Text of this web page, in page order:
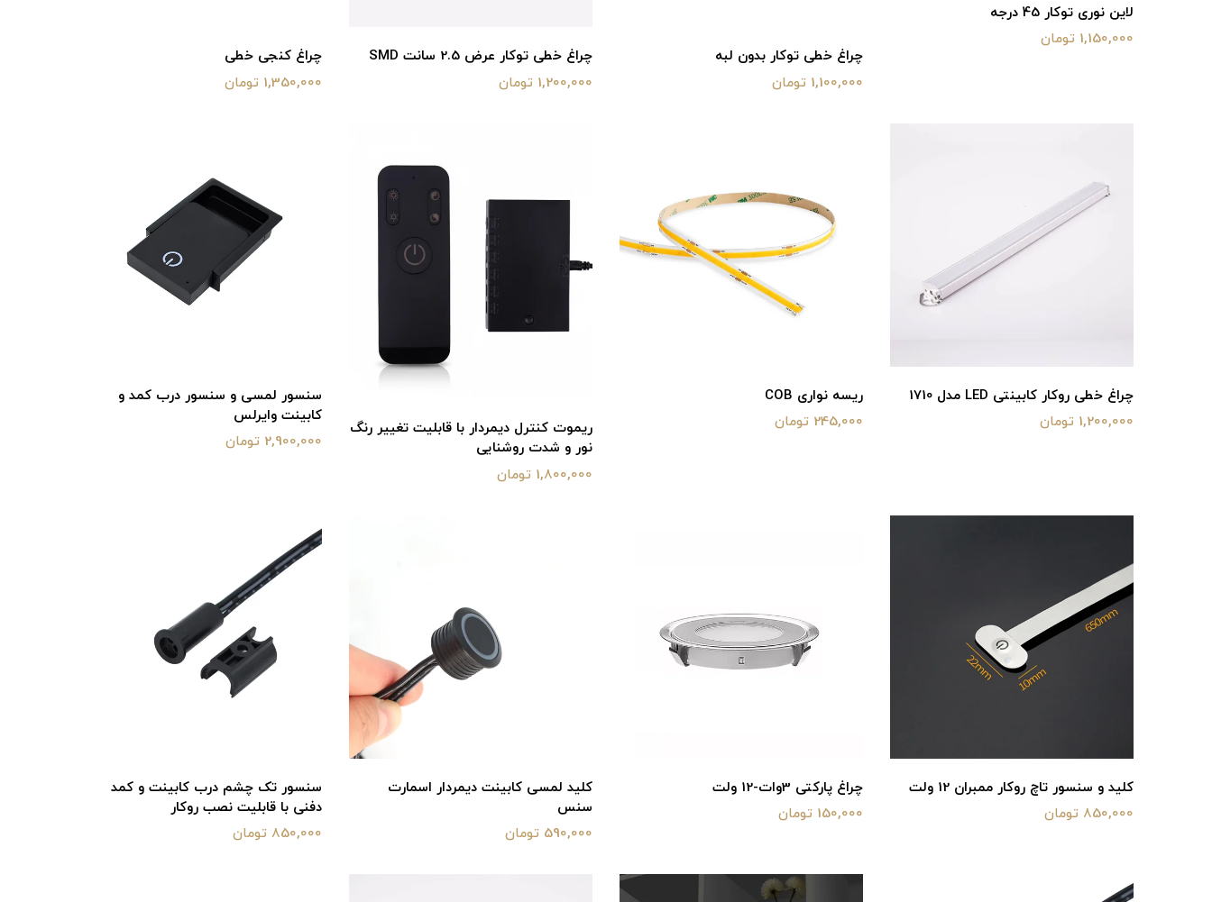
لاین نوری توکار 45 درجه
1,150,000 تومان
چراغ خطی توکار بدون لبه
1,100,000 تومان
چراغ خطی توکار عرض 2.5 سانت SMD
1,200,000 تومان
چراغ کنجی خطی
1,350,000 تومان
چراغ خطی روکار کابینتی LED مدل 1710
1,200,000 تومان
ریسه نواری COB
245,000 تومان
ریموت کنترل دیمردار با قابلیت تغییر رنگ
نور و شدت روشنایی
1,800,000 تومان
سنسور لمسی و سنسور درب کمد و
کابینت وایرلس
2,900,000 تومان
کلید و سنسور تاچ روکار ممبران 12 ولت
850,000 تومان
چراغ پارکتی 3وات-12 ولت
150,000 تومان
کلید لمسی کابینت دیمردار اسمارت
سنس
590,000 تومان
سنسور تک چشم درب کابینت و کمد
دفنی با قابلیت نصب روکار
850,000 تومان